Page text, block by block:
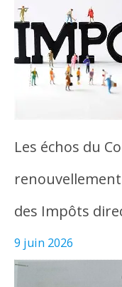
Les échos du
des Impôts
9 juin 2026